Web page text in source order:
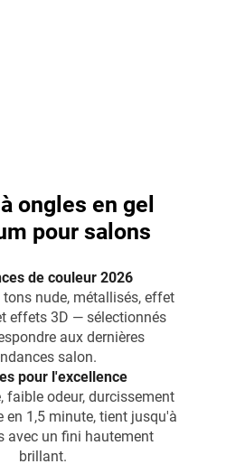
ongles en gel
pour salons
de couleur 2026
tons nude, métallisés, effet
effets 3D — sélectionnés
aux dernières
salon.
pour l'excellence
faible odeur, durcissement
en 1,5 minute, tient jusqu'à
avec un fini hautement
brillant.